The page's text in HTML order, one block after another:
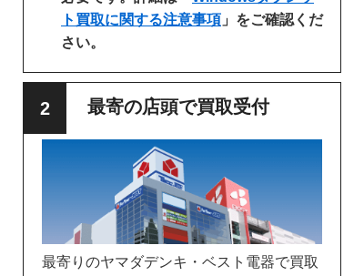
ト買取に関する注意事項 」をご確認くだ
さい。
最寄の店頭で買取受付
最寄りのヤマダデンキ・ベスト電器で買取